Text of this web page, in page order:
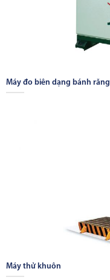
Máy đo biên dạng bánh răng
Máy thử khuôn